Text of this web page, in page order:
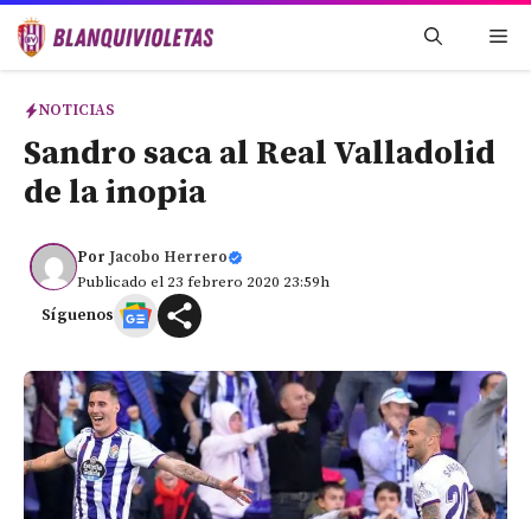
Saltar
NOTICIAS
Sandro saca al Real Valladolid
de la inopia
Por Jacobo Herrero
Publicado el 23 febrero 2020 23:59h
Síguenos